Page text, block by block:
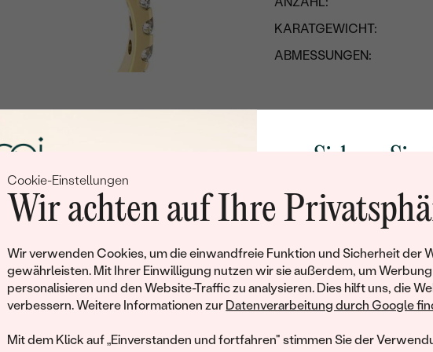
Cookie-Einstellungen
Wir achten auf Ihre
Wir verwenden Cookies, um die einwandfreie Funktion und Sicherheit der
gewährleisten. Mit Ihrer Einwilligung nutzen wir sie außerdem, um Werbung
personalisieren und den Website-Traffic zu analysieren. Dies hilft uns, die
verbessern. Weitere Informationen zur Datenverarbeitung durch Google
Mit dem Klick auf „Einverstanden und fortfahren" stimmen Sie der
KARATGEWICHT:
ABMESSUNGEN:
REINHEIT:
Leider hat dieses Schmuckstück bereits seinen Besitzer
informiert werden möchten, hinterlassen Sie uns bitte Ihre E-
Sichern Sie
Rabatt auf
Werden Sie Teil
und entdecken Sie die
gefertigten Schmucks
Ihren ersten